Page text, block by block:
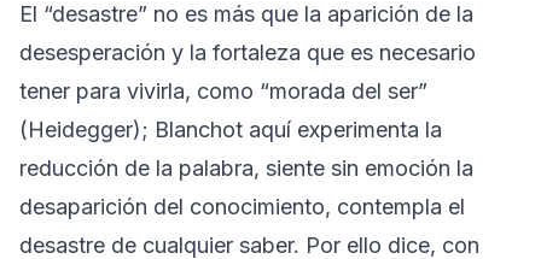
El “desastre” no es más que la aparición de la
desesperación y la fortaleza que es necesario
tener para vivirla, como “morada del ser”
(Heidegger); Blanchot aquí experimenta la
reducción de la palabra, siente sin emoción la
desaparición del conocimiento, contempla el
desastre de cualquier saber. Por ello dice, con